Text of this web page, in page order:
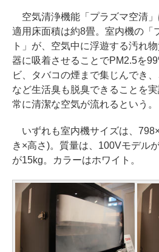
空気清浄機能「プラズマ空清」
適用床面積は約8畳。室内機の「
ト」が、空気中に浮遊する汚れ
器に吸着させることでPM2.5を
ビ、タバコの煙まで集じんでき
など生活臭も脱臭できることを
常に清潔な空気が流れるという。
いずれも室内機サイズは、
き×高さ)。質量は、100Vモデル
が15kg。カラーはホワイト。